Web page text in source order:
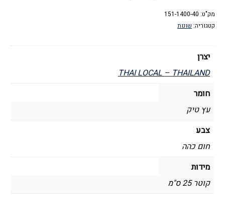
מק"ט: 151-1400-40
קטגוריה: שונות
יצרן
THAI LOCAL – THAILAND
חומר
עץ טיק
צבע
חום כהה
מידות
קוטר 25 ס"מ